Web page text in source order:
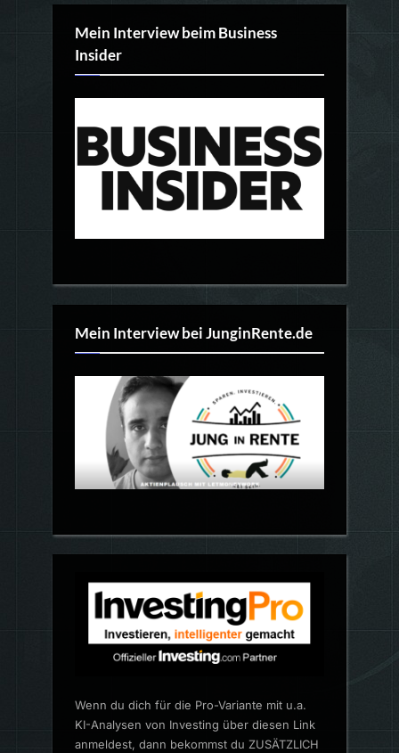
Mein Interview beim Business
Insider
Mein Interview bei JunginRente.de
Wenn du dich für die Pro-Variante mit u.a.
KI-Analysen von Investing über diesen Link
anmeldest, dann bekommst du ZUSÄTZLICH